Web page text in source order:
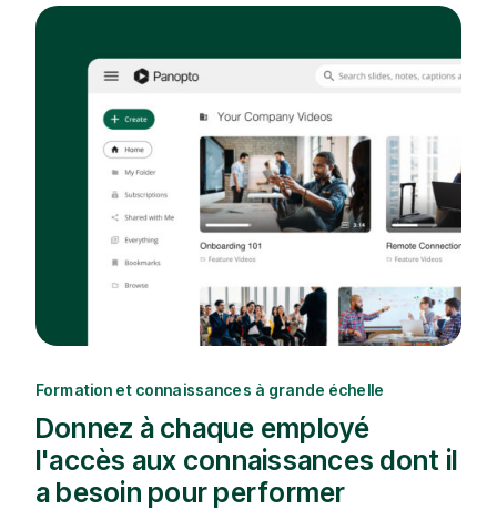
Formation et connaissances à grande échelle
Donnez à chaque employé
l'accès aux connaissances dont il
a besoin pour performer